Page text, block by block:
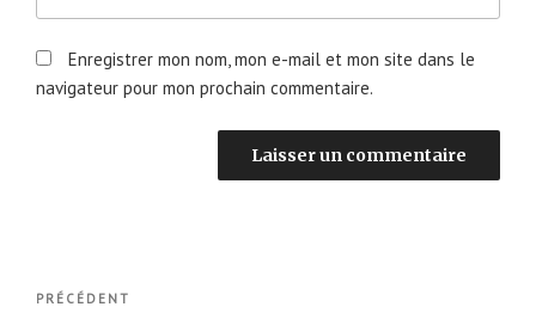
Enregistrer mon nom, mon e-mail et mon site dans le
navigateur pour mon prochain commentaire.
Navigation
Article
PRÉCÉDENT